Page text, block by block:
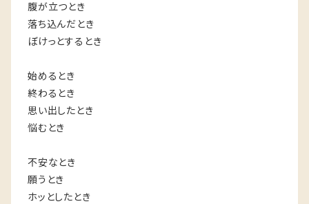
腹が立つとき
落ち込んだとき
ぼけっとするとき
始めるとき
終わるとき
思い出したとき
悩むとき
不安なとき
願うとき
ホッとしたとき